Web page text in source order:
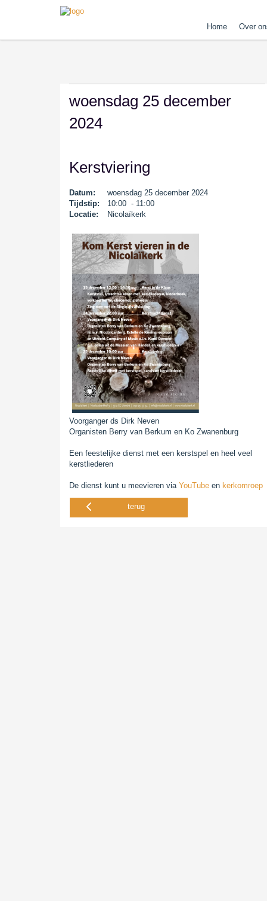
Home Over
woensdag 25 december
2024
Kerstviering
Datum:
woensdag 25 december 2024
Tijdstip:
10:00 - 11:00
Locatie:
Nicolaïkerk
Voorganger ds Dirk Neven
Organisten Berry van Berkum en Ko Zwanenburg
Een feestelijke dienst met een kerstspel en heel veel
kerstliederen
De dienst kunt u meevieren via YouTube en kerkomroep
terug